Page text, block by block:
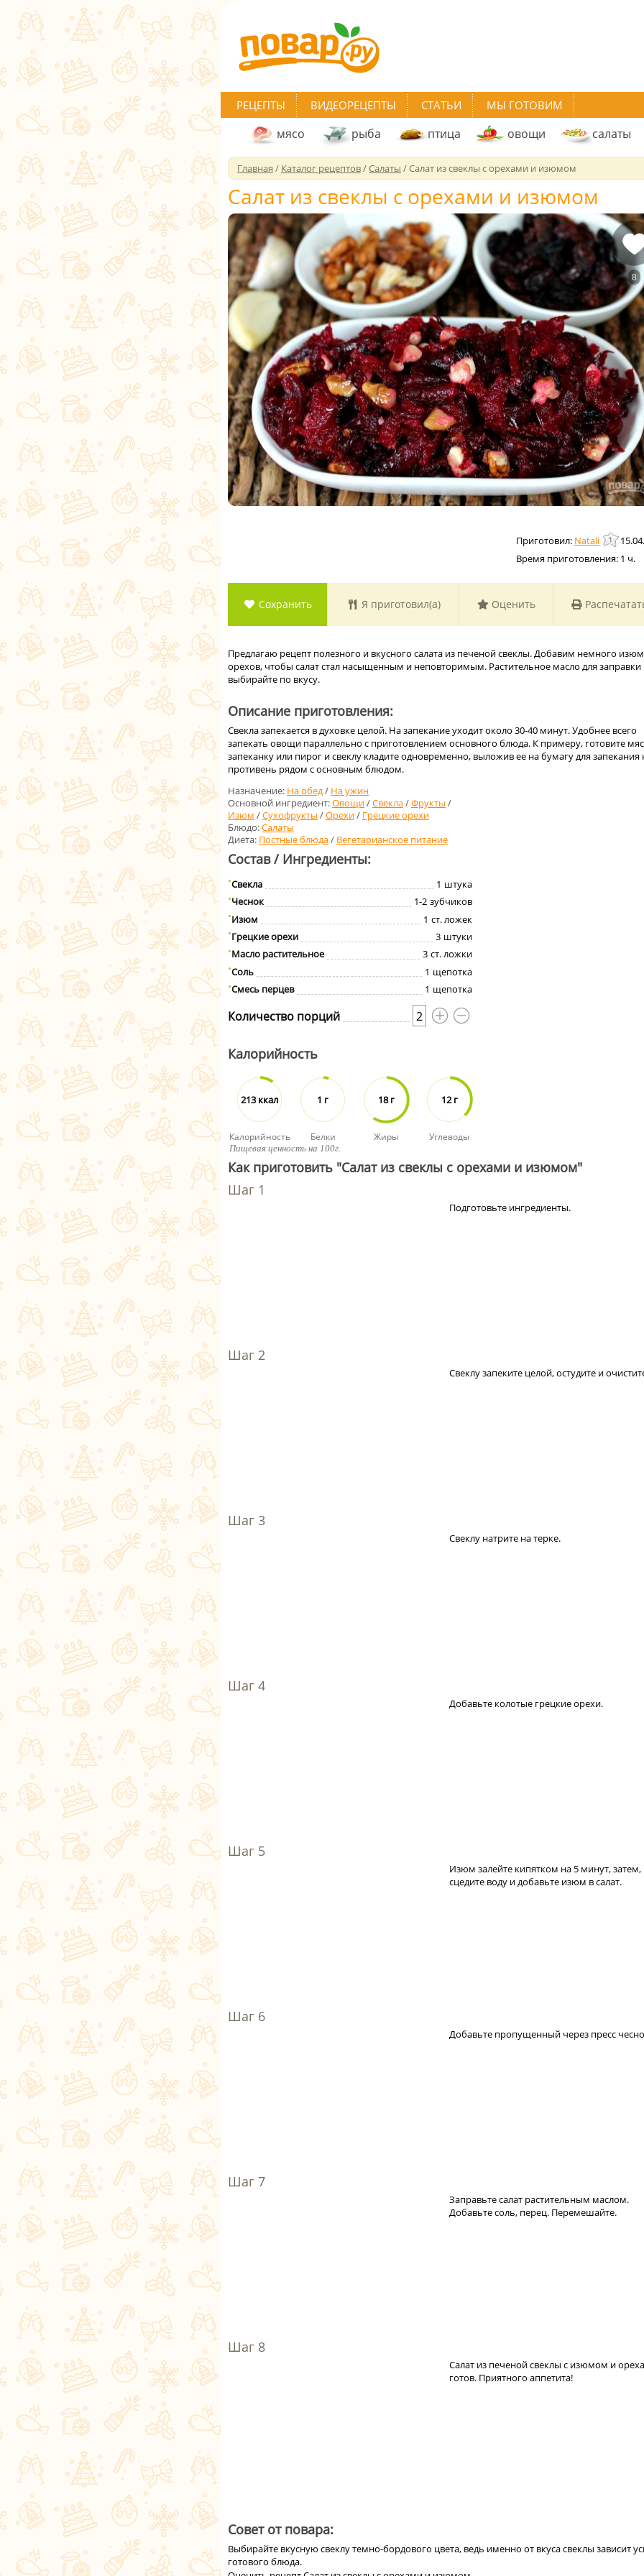
РЕЦЕПТЫ ВИДЕОРЕЦЕПТЫ СТАТЬИ МЫ ГОТОВИМ
мясо рыба птица овощи салаты
Главная / Каталог рецептов/Салаты /Салат из свеклы с орехами и изюмом
Салат из свеклы с орехами и изюмом
8
Natali
Время приготовления: 1 ч.
Сохранить Я приготовил(а) Оценить
Предлагаю рецепт полезного и вкусного салата из печеной свеклы. Добавим немного
орехов, чтобы салат стал насыщенным и неповторимым. Растительное масло для заправки
выбирайте по вкусу.
Описание приготовления:
Свекла запекается в духовке целой. На запекание уходит около 30-40 минут. Удобнее всего
запекать овощи параллельно с приготовлением основного блюда. К примеру, готовите
запеканку или пирог и свеклу кладите одновременно, выложив ее на бумагу для запекания
противень рядом с основным блюдом.
Назначение: На обед/ На ужин
Основной ингредиент:Овощи/Свекла/Фрукты /
Изюм /Сухофрукты /Орехи/ Грецкие орехи
Блюдо:Салаты
Диета: Постные блюда/ Вегетарианское питание
Состав / Ингредиенты:
Свекла 1 штука
Чеснок
1-2 зубчиков
Изюм
1 ст. ложек
Грецкие орехи
3 штуки
Масло растительное
3 ст. ложки
Соль
1 щепотка
Смесь перцев
1 щепотка
Количество порций 2
Калорийность
213 ккал
Калорийность
1 г
Белки
18 г
Жиры
12 г
Углеводы
Пищевая ценность на 100г.
Как приготовить "Салат из свеклы с орехами и изюмом"
Подготовьте ингредиенты.
Свеклу запеките целой, остудите и
Свеклу натрите на терке.
Добавьте колотые грецкие орехи.
Изюм залейте кипятком на 5 минут, затем,
сцедите воду и добавьте изюм в салат.
Добавьте пропущенный через пресс
Заправьте салат растительным маслом.
Добавьте соль, перец. Перемешайте.
Салат из печеной свеклы с изюмом и
готов. Приятного аппетита!
Совет от повара:
Выбирайте вкусную свеклу темно-бордового цвета, ведь именно от вкуса свеклы зависит
готового блюда.